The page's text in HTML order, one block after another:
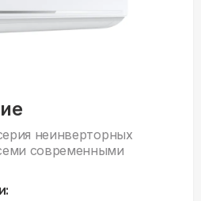
неинверторных
современными